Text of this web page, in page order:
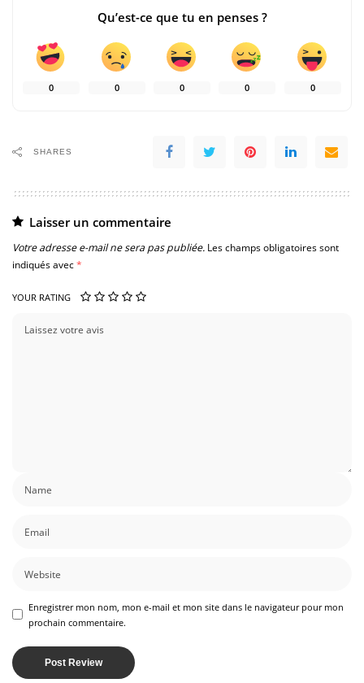
Qu’est-ce que tu en penses ?
0 0 0 0 0
SHARES
Laisser un commentaire
Votre adresse e-mail ne sera pas publiée. Les champs obligatoires sont
indiqués avec*
YOUR RATING
Enregistrer mon nom, mon e-mail et mon site dans le navigateur pour mon
prochain commentaire.